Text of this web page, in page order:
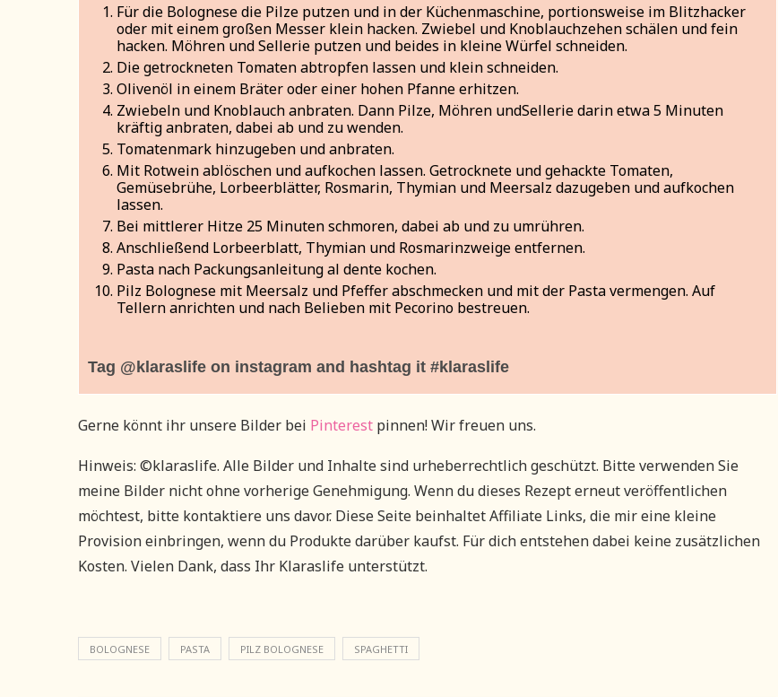
Für die Bolognese die Pilze putzen und in der Küchenmaschine, portionsweise im Blitzhacker
oder mit einem großen Messer klein hacken. Zwiebel und Knoblauchzehen schälen und fein
hacken. Möhren und Sellerie putzen und beides in kleine Würfel schneiden.
Die getrockneten Tomaten abtropfen lassen und klein schneiden.
Olivenöl in einem Bräter oder einer hohen Pfanne erhitzen.
Zwiebeln und Knoblauch anbraten. Dann Pilze, Möhren undSellerie darin etwa 5 Minuten
kräftig anbraten, dabei ab und zu wenden.
Tomatenmark hinzugeben und anbraten.
Mit Rotwein ablöschen und aufkochen lassen. Getrocknete und gehackte Tomaten,
Gemüsebrühe, Lorbeerblätter, Rosmarin, Thymian und Meersalz dazugeben und aufkochen
lassen.
Bei mittlerer Hitze 25 Minuten schmoren, dabei ab und zu umrühren.
Anschließend Lorbeerblatt, Thymian und Rosmarinzweige entfernen.
Pasta nach Packungsanleitung al dente kochen.
Pilz Bolognese mit Meersalz und Pfeffer abschmecken und mit der Pasta vermengen. Auf
Tellern anrichten und nach Belieben mit Pecorino bestreuen.
Tag @klaraslife on instagram and hashtag it #klaraslife
Gerne könnt ihr unsere Bilder bei Pinterest pinnen! Wir freuen uns.
Hinweis: ©klaraslife. Alle Bilder und Inhalte sind urheberrechtlich geschützt. Bitte verwenden Sie
meine Bilder nicht ohne vorherige Genehmigung. Wenn du dieses Rezept erneut veröffentlichen
möchtest, bitte kontaktiere uns davor. Diese Seite beinhaltet Affiliate Links, die mir eine kleine
Provision einbringen, wenn du Produkte darüber kaufst. Für dich entstehen dabei keine zusätzlichen
Kosten. Vielen Dank, dass Ihr Klaraslife unterstützt.
BOLOGNESE PASTA PILZ BOLOGNESE SPAGHETTI